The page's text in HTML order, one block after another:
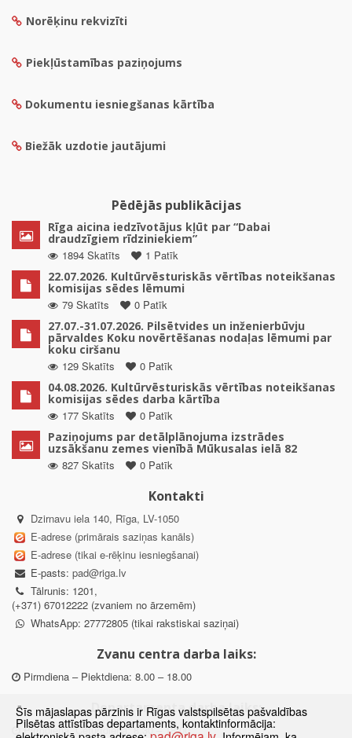
Norēķinu rekvizīti
Piekļūstamības paziņojums
Dokumentu iesniegšanas kārtība
Biežāk uzdotie jautājumi
Pēdējās publikācijas
Rīga aicina iedzīvotājus kļūt par “Dabai
draudzīgiem rīdziniekiem”
1894 Skatīts
1 Patīk
22.07.2026. Kultūrvēsturiskās vērtības noteikšanas
komisijas sēdes lēmumi
79 Skatīts
0 Patīk
27.07.-31.07.2026. Pilsētvides un inženierbūvju
pārvaldes Koku novērtēšanas nodaļas lēmumi par
koku ciršanu
129 Skatīts
0 Patīk
04.08.2026. Kultūrvēsturiskās vērtības noteikšanas
komisijas sēdes darba kārtība
177 Skatīts
0 Patīk
Paziņojums par detālplānojuma izstrādes
uzsākšanu zemes vienībā Mūkusalas ielā 82
827 Skatīts
0 Patīk
Kontakti
Dzirnavu iela 140, Rīga, LV-1050
E-adrese (primārais saziņas kanāls)
E-adrese (tikai e-rēķinu iesniegšanai)
E-pasts: pad@riga.lv
Tālrunis: 1201,
(+371) 67012222 (zvaniem no ārzemēm)
WhatsApp: 27772805 (tikai rakstiskai saziņai)
Zvanu centra darba laiks:
Pirmdiena – Piektdiena: 8.00 – 18.00
Departamenta darba laiks:
Pirmdiena, Ceturtdiena: 8.30 – 18.00
Šīs mājaslapas pārzinis ir Rīgas valstspilsētas pašvaldības
Pilsētas attīstības departaments, kontaktinformācija: